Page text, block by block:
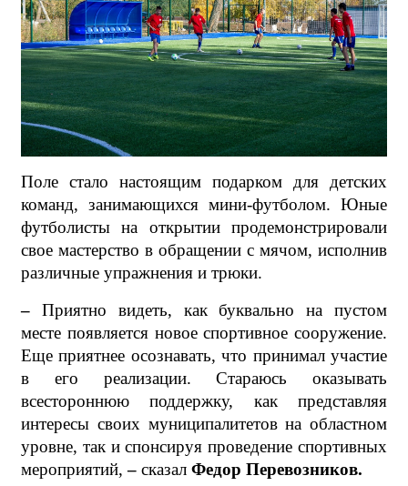
Поле стало настоящим подарком для детских
команд, занимающихся мини-футболом. Юные
футболисты на открытии продемонстрировали
свое мастерство в обращении с мячом, исполнив
различные упражнения и трюки.
– Приятно видеть, как буквально на пустом
месте появляется новое спортивное сооружение.
Еще приятнее осознавать, что принимал участие
в его реализации. Стараюсь оказывать
всестороннюю поддержку, как представляя
интересы своих муниципалитетов на областном
уровне, так и спонсируя проведение спортивных
мероприятий,– сказал Федор Перевозников.